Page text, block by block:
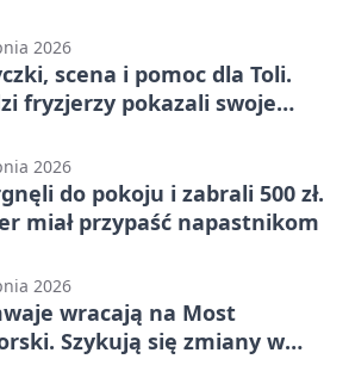
2026
scena i pomoc dla Toli.
fryzjerzy pokazali swoje
2026
do pokoju i zabrali 500 zł.
miał przypaść napastnikom
2026
wracają na Most
Szykują się zmiany w